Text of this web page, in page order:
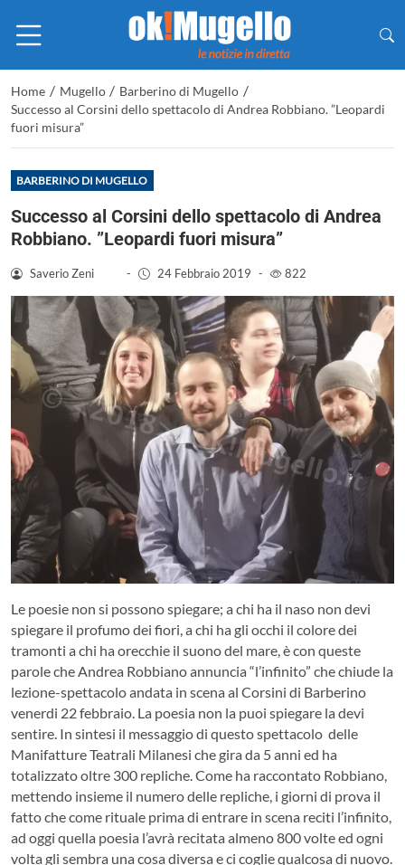
Home / Mugello / Barberino di Mugello /
Successo al Corsini dello spettacolo di Andrea Robbiano. ”Leopardi
fuori misura”
BARBERINO DI MUGELLO
Successo al Corsini dello spettacolo di Andrea
Robbiano. ”Leopardi fuori misura”
Saverio Zeni - 24 Febbraio 2019 - 822
Le poesie non si possono spiegare; a chi ha il naso non devi
spiegare il profumo dei fiori, a chi ha gli occhi il colore dei
tramonti a chi ha orecchie il suono del mare, è con queste
parole che Andrea Robbiano annuncia “l’infinito” che chiude la
lezione-spettacolo andata in scena al Corsini di Barberino
venerdi 22 febbraio. La poesia non la puoi spiegare la devi
sentire. In sintesi il messaggio di questo spettacolo delle
Manifatture Teatrali Milanesi che gira da 5 anni ed ha
totalizzato oltre 300 repliche. Come ha raccontato Robbiano,
mettendo insieme il numero delle repliche, i giorni di prova il
fatto che come rituale prima di entrare in scena reciti l’infinito,
ad oggi quella poesia l’avrà recitata almeno 800 volte ed ogni
volta gli sembra una cosa diversa e ci coglie qualcosa di nuovo.